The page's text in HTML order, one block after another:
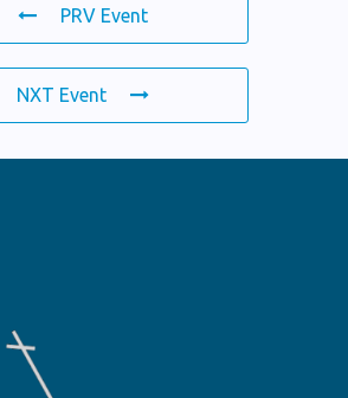
PRV Event
NXT Event